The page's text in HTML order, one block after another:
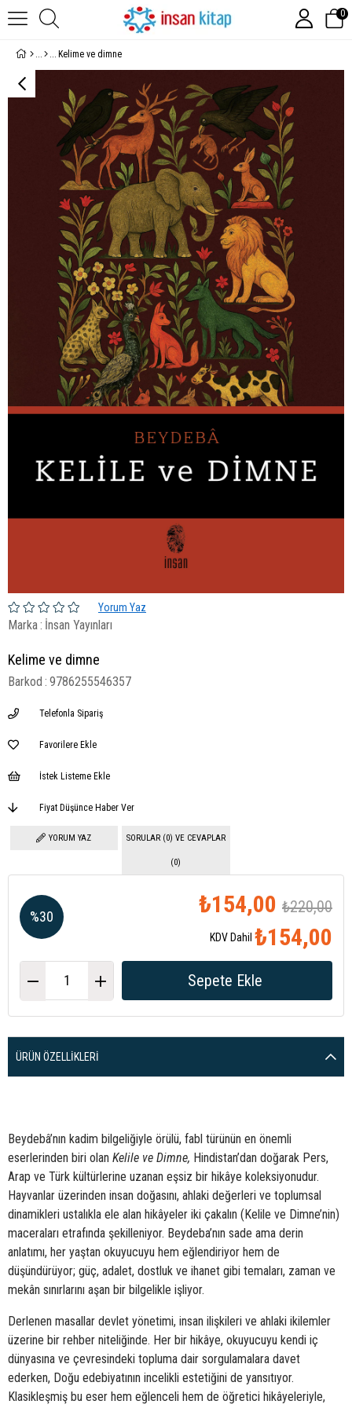
0
Kelime ve dimne
Yorum Yaz
Marka: İnsan Yayınları
Kelime ve dimne
Barkod : 9786255546357
Telefonla Sipariş
Favorilere Ekle
İstek Listeme Ekle
Fiyat Düşünce Haber Ver
YORUM YAZ SORULAR (0) VE CEVAPLAR
(0)
%30
İndirim
₺220,00
₺154,00
KDV Dahil ₺154,00
ÜRÜN ÖZELLIKLERI
Beydebâ’nın kadim bilgeliğiyle örülü, fabl türünün en önemli
eserlerinden biri olan Kelile ve Dimne, Hindistan’dan doğarak Pers,
Arap ve Türk kültürlerine uzanan eşsiz bir hikâye koleksiyonudur.
Hayvanlar üzerinden insan doğasını, ahlaki değerleri ve toplumsal
dinamikleri ustalıkla ele alan hikâyeler iki çakalın (Kelile ve Dimne’nin)
maceraları etrafında şekilleniyor. Beydeba’nın sade ama derin
anlatımı, her yaştan okuyucuyu hem eğlendiriyor hem de
düşündürüyor; güç, adalet, dostluk ve ihanet gibi temaları, zaman ve
mekân sınırlarını aşan bir bilgelikle işliyor.
Derlenen masallar devlet yönetimi, insan ilişkileri ve ahlaki ikilemler
üzerine bir rehber niteliğinde. Her bir hikâye, okuyucuyu kendi iç
dünyasına ve çevresindeki topluma dair sorgulamalara davet
ederken, Doğu edebiyatının incelikli estetiğini de yansıtıyor.
Klasikleşmiş bu eser hem eğlenceli hem de öğretici hikâyeleriyle,